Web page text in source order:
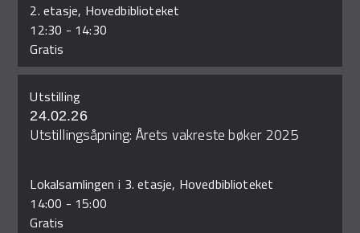
2. etasje, Hovedbiblioteket
12:30 - 14:30
Gratis
Utstilling
24.02.26
Utstillingsåpning: Årets vakreste bøker 2025
Lokalsamlingen i 3. etasje, Hovedbiblioteket
14:00 - 15:00
Gratis